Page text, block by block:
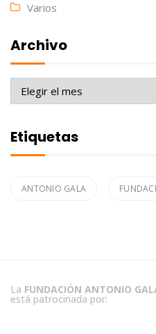
Varios
Archivo
Archivo
Etiquetas
ANTONIO GALA
La FUNDACIÓN ANTONIO
está patrocinada por: